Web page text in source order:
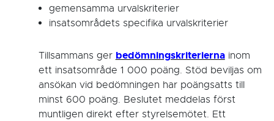
gemensamma urvalskriterier
insatsområdets specifika urvalskriterier
Tillsammans ger bedömningskriteriernainom
ett insatsområde 1 000 poäng. Stöd beviljas om
ansökan vid bedömningen har poängsatts till
minst 600 poäng. Beslutet meddelas först
muntligen direkt efter styrelsemötet. Ett